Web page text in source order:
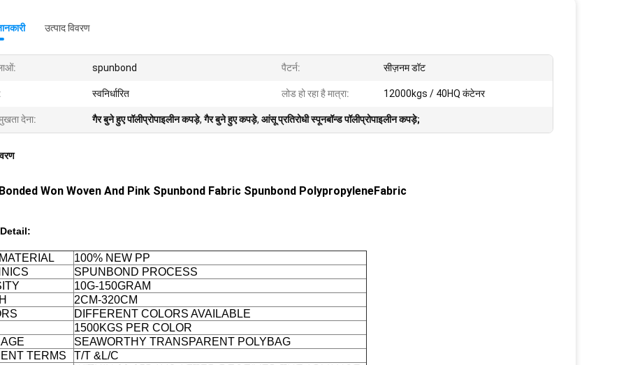
उत्पाद विवरण
spunbond पैटर्न: सीज़नम डॉट
स्वनिर्धारित लोड हो रहा है मात्रा: 12000kgs / 40HQ कंटेनर
देना: गैर बुने हुए पॉलीप्रोपाइलीन कपड़े,गैर बुने हुए कपड़े, आंसू प्रतिरोधी स्पूनबॉन्ड पॉलीप्रोपाइलीन कपड़े;
Won Woven And Pink Spunbond Fabric Spunbond PolypropyleneFabric
100% NEW PP
SPUNBOND PROCESS
10G-150GRAM
2CM-320CM
DIFFERENT COLORS AVAILABLE
1500KGS PER COLOR
SEAWORTHY TRANSPARENT POLYBAG
TERMS
T/T &L/C